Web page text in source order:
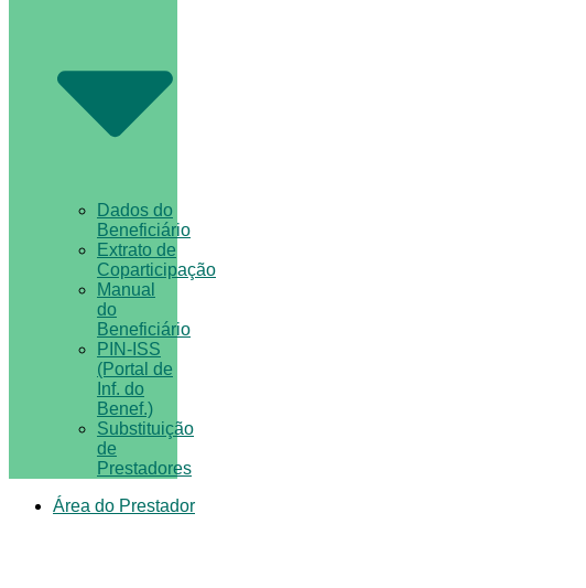
Dados do
Beneficiário
Extrato de
Coparticipação
Manual
do
Beneficiário
PIN-ISS
(Portal de
Inf. do
Benef.)
Substituição
de
Prestadores
Área do Prestador